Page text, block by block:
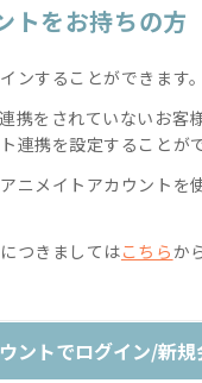
トをお持ちの方
ンすることができます。
携をされていないお客
連携を設定することがで
ニメイトアカウントを
つきましてはこちらか
ントでログイン/新